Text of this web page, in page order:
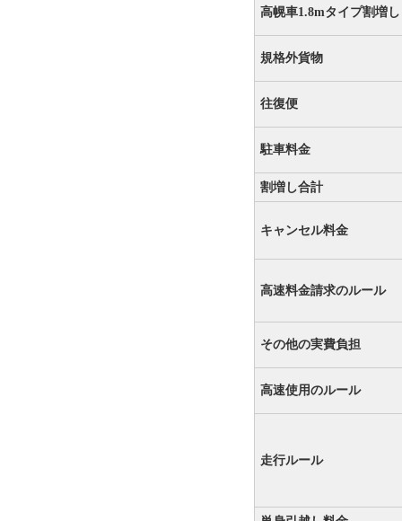
高幌車1.8mタイプ割増し
規格外貨物
往復便
駐車料金
割増し合計
キャンセル料金
高速料金請求のルール
その他の実費負担
高速使用のルール
走行ルール